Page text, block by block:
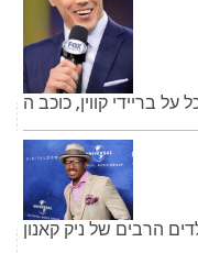
הרבים של ניק קאנון